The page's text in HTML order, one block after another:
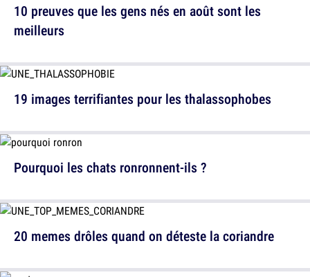
19 images terrifiantes pour les thalassophobes
20 memes drôles quand on déteste la coriandre
10 preuves que les gens nés en août sont les
meilleurs
Pourquoi les chats ronronnent-ils ?